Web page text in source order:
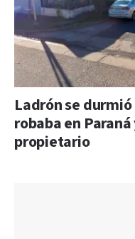
Ladrón se
robaba en
propietario